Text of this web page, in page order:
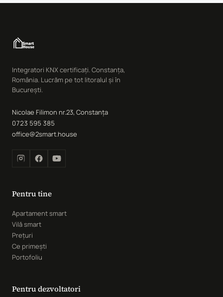
Integratori KNX certificați. Constanța,
România. Lucrăm pe tot litoralul și în
București.
Nicolae Filimon nr.23, Constanța
0723 595 385
office@2smart.house
Pentru tine
Apartament smart
Vilă smart
Prețuri
Ce primești
Portofoliu
Pentru dezvoltatori